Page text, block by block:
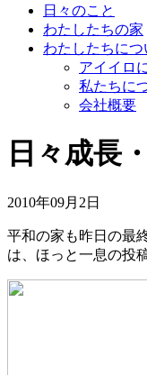
日々のこと
わたしたちの家
わたしたちにつ
アイイロ
私たちに
会社概要
日々成長
2010年09月2日
平和の家も昨日の最
は、ほっと一息の投